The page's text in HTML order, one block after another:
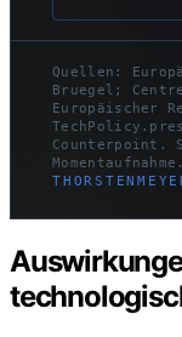
Quellen:
Bruegel;
Europäischer
Counterpoint.